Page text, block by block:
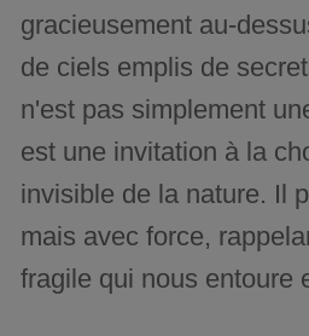
gracieusement au-
de ciels emplis de
n'est pas simplement
est une invitation à la
invisible de la nature. Il
mais avec force,
fragile qui nous entoure